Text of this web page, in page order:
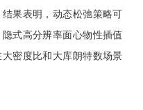
果表明，动态松弛策略可
式高分辨率面心物性插值
密度比和大库朗特数场景